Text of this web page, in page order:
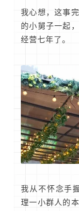
我心想，这事
的小舅子一起
经营七年了。
我从不怀念手
理一小群人的